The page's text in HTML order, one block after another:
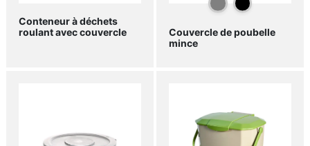
Conteneur à déchets
roulant avec couvercle
Couvercle de poubelle
mince